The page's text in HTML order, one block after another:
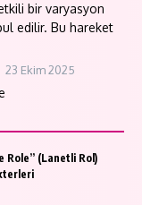
bir varyasyon
edilir. Bu hareket
23 Ekim 2025
Role” (Lanetli Rol)